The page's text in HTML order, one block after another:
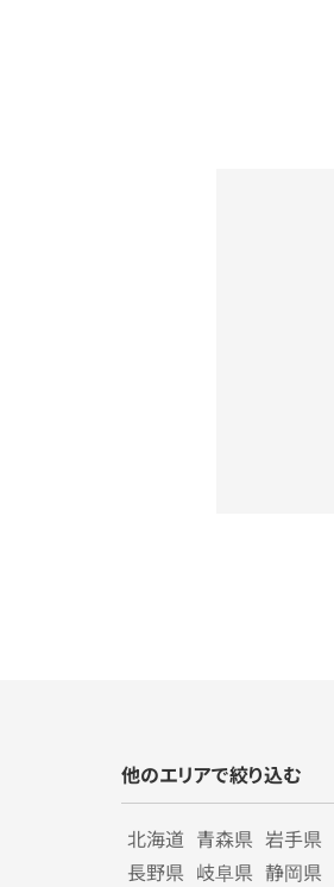
他のエリアで絞り込む
北海道 青森県 岩手県
長野県 岐阜県 静岡県